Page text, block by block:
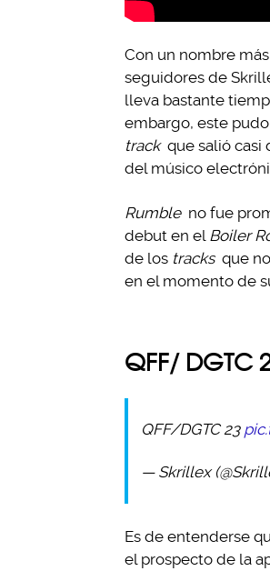
Con un nombre
seguidores de
lleva bastante
embargo, este
track que salió casi
del músico
Rumble no fue
debut en el Boiler
de los tracks que
en el momento de
QFF/ DGTC
QFF/DGTC 23
— Skrillex
Es de entenderse
el prospecto de la